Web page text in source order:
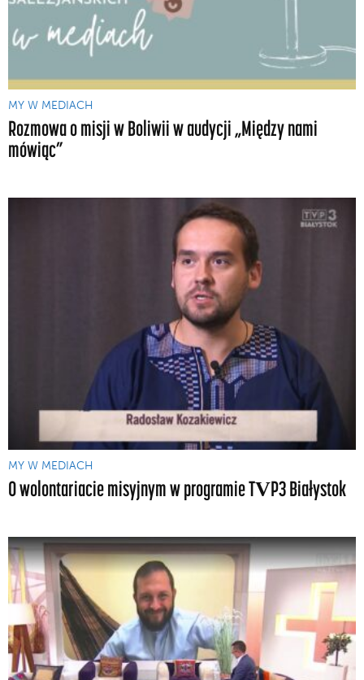
MY W MEDIACH
Rozmowa o misji w Boliwii w audycji „Między nami
mówiąc”
MY W MEDIACH
O wolontariacie misyjnym w programie TVP3 Białystok